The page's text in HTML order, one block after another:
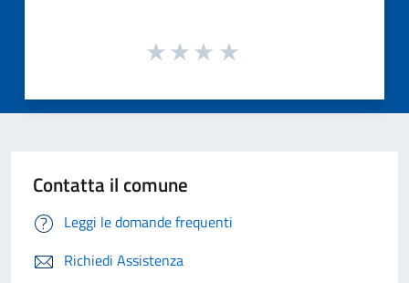
Contatta il comune
Leggi le domande frequenti
Richiedi Assistenza